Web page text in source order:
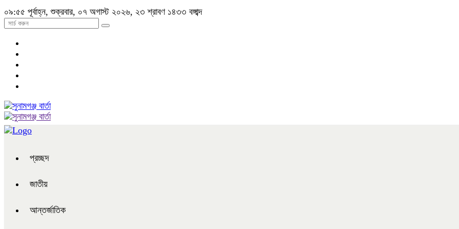
০৯:৫৫ পূর্বাহ্ন, শুক্রবার, ০৭ অগাস্ট ২০২৬, ২৩ শ্রাবণ ১৪৩৩ বঙ্গাব্দ
প্রচ্ছদ
জাতীয়
আন্তর্জাতিক